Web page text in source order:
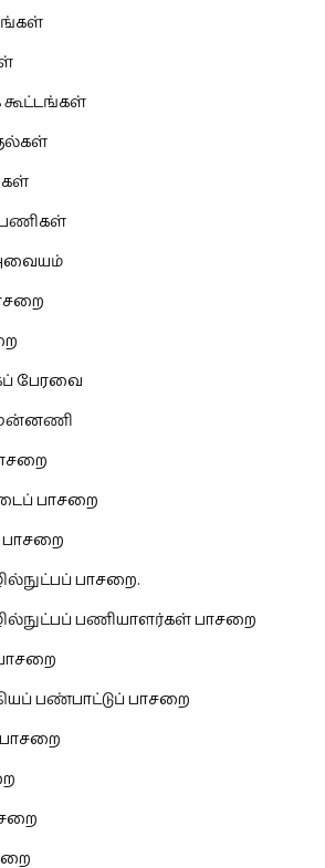
கூட்டங்கள்
பேரவை
பாசறை
பாசறை
பாசறை.
பணியாளர்கள் பாசறை
பண்பாட்டுப் பாசறை